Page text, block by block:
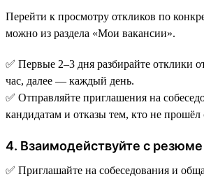
Перейти к просмотру откликов по
можно из раздела «Мои вакансии».
✅ Первые 2–3 дня разбирайте отклики
час, далее — каждый день.
✅ Отправляйте приглашения на
кандидатам и отказы тем, кто не прошёл
4. Взаимодействуйте с
✅ Приглашайте на собеседования и